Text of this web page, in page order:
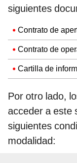
siguientes
Contrato de
Contrato de
Cartilla de
Por otro lado,
acceder a este
siguientes
modalidad: